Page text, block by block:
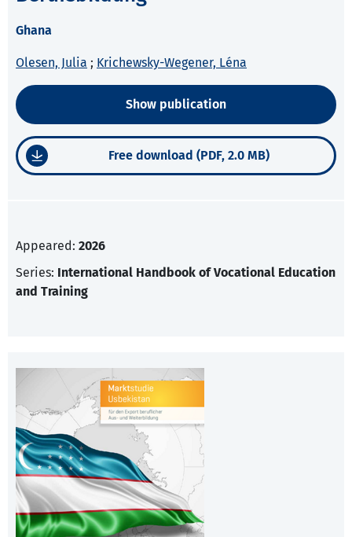
Ghana
Olesen, Julia ; Krichewsky-Wegener, Léna
Show publication
Free download (PDF, 2.0 MB)
Appeared: 2026
Series: International Handbook of Vocational Education
and Training